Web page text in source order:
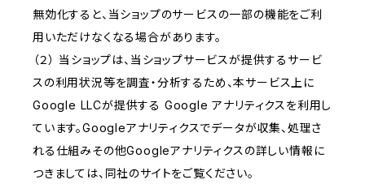
無効化すると、当ショップのサービスの一部の機能をご利
用いただけなくなる場合があります。
（２） 当ショップは、当ショップサービスが提供するサービ
スの利用状況等を調査・分析するため、本サービス上に
Google LLCが提供する Google アナリティクスを利用し
ています。Googleアナリティクスでデータが収集、処理さ
れる仕組みその他Googleアナリティクスの詳しい情報に
つきましては、同社のサイトをご覧ください。